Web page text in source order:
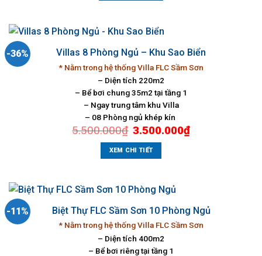
-36% Villas 8 Phòng Ngủ – Khu Sao Biển
* Nằm trong hệ thống Villa FLC Sầm Sơn
– Diện tích 220m2
– Bể bơi chung 35m2 tại tầng 1
– Ngay trung tâm khu Villa
– 08 Phòng ngủ khép kín
5.500.000₫ Giá
gốc
là:
5.500.000₫.
3.500.000₫Giá
hiện
XEM CHI TIẾT
-11% Biệt Thự FLC Sầm Sơn 10 Phòng Ngủ
* Nằm trong hệ thống Villa FLC Sầm Sơn
– Diện tích 400m2
– Bể bơi riêng tại tầng 1